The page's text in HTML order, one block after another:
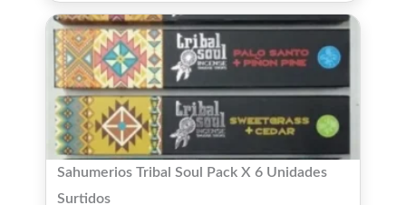
Sahumerios Tribal Soul Pack X 6 Unidades
Surtidos